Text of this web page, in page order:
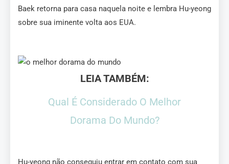
Baek retorna para casa naquela noite e lembra Hu-yeong
sobre sua iminente volta aos EUA.
LEIA TAMBÉM:
Qual É Considerado O Melhor
Dorama Do Mundo?
Hu-yeong não conseguiu entrar em contato com sua